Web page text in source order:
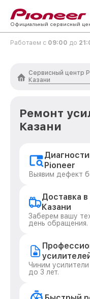
Официальный сервисный
Работаем с 09:00 до
Сервисный центр
Казани
Ремонт
Казани
Pioneer
Выявим дефект
Доставка
Казани
Заберем вашу
день обращения.
Чиним усилители
до 3 лет.